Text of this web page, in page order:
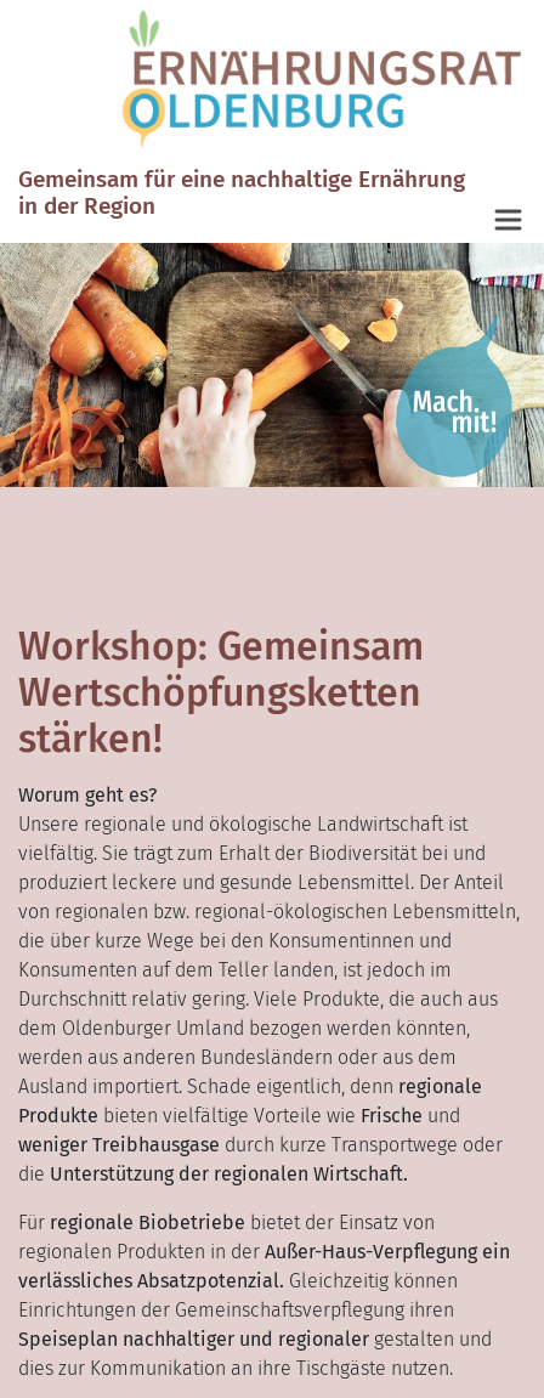
Gemeinsam für eine nachhaltige Ernährung
in der Region
Workshop: Gemeinsam
Wertschöpfungsketten
stärken!
Worum geht es?
Unsere regionale und ökologische Landwirtschaft ist
vielfältig. Sie trägt zum Erhalt der Biodiversität bei und
produziert leckere und gesunde Lebensmittel. Der Anteil
von regionalen bzw. regional-ökologischen Lebensmitteln,
die über kurze Wege bei den Konsumentinnen und
Konsumenten auf dem Teller landen, ist jedoch im
Durchschnitt relativ gering. Viele Produkte, die auch aus
dem Oldenburger Umland bezogen werden könnten,
werden aus anderen Bundesländern oder aus dem
Ausland importiert. Schade eigentlich, denn regionale
Produkte bieten vielfältige Vorteile wie Frische und
weniger Treibhausgase durch kurze Transportwege oder
die Unterstützung der regionalen Wirtschaft.
Für regionale Biobetriebe bietet der Einsatz von
regionalen Produkten in der Außer-Haus-Verpflegung ein
verlässliches Absatzpotenzial. Gleichzeitig können
Einrichtungen der Gemeinschaftsverpflegung ihren
Speiseplan nachhaltiger und regionaler gestalten und
dies zur Kommunikation an ihre Tischgäste nutzen.